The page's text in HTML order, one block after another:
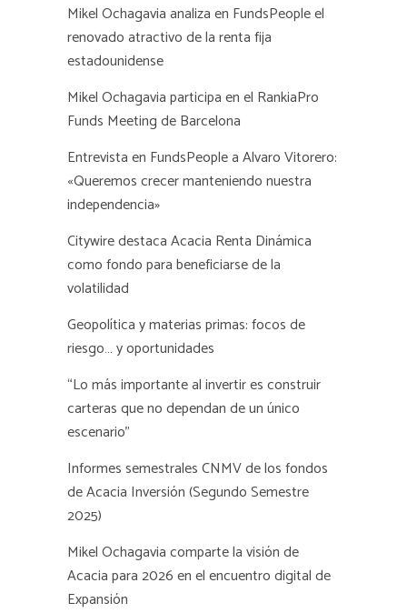
Mikel Ochagavia analiza en FundsPeople el
renovado atractivo de la renta fija
estadounidense
Mikel Ochagavia participa en el RankiaPro
Funds Meeting de Barcelona
Entrevista en FundsPeople a Alvaro Vitorero:
«Queremos crecer manteniendo nuestra
independencia»
Citywire destaca Acacia Renta Dinámica
como fondo para beneficiarse de la
volatilidad
Geopolítica y materias primas: focos de
riesgo… y oportunidades
“Lo más importante al invertir es construir
carteras que no dependan de un único
escenario”
Informes semestrales CNMV de los fondos
de Acacia Inversión (Segundo Semestre
2025)
Mikel Ochagavia comparte la visión de
Acacia para 2026 en el encuentro digital de
Expansión